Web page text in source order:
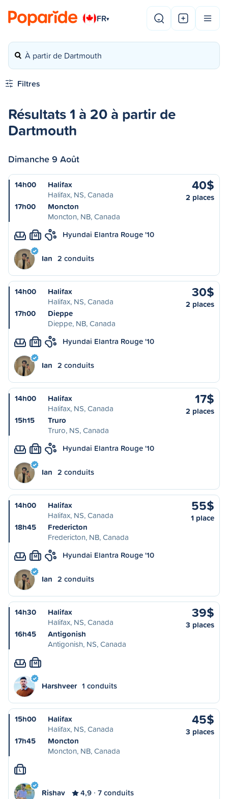
FR▾
À partir de Dartmouth
Filtres
Résultats 1 à 20 à partir de
Dartmouth
Dimanche 9 Août
14h00
Halifax
Halifax, NS, Canada
17h00
Moncton
Moncton, NB, Canada
40$
2 places
M Hyundai Elantra Rouge '10
Ian 2 conduits
14h00
Halifax
Halifax, NS, Canada
17h00
Dieppe
Dieppe, NB, Canada
30$
2 places
M Hyundai Elantra Rouge '10
Ian 2 conduits
14h00
Halifax
Halifax, NS, Canada
15h15
Truro
Truro, NS, Canada
17$
2 places
M Hyundai Elantra Rouge '10
Ian 2 conduits
14h00
Halifax
Halifax, NS, Canada
18h45
Fredericton
Fredericton, NB, Canada
55$
1 place
M Hyundai Elantra Rouge '10
Ian 2 conduits
14h30
Halifax
Halifax, NS, Canada
16h45
Antigonish
Antigonish, NS, Canada
39$
3 places
M
Harshveer 1 conduits
15h00
Halifax
Halifax, NS, Canada
17h45
Moncton
Moncton, NB, Canada
45$
3 places
L
Rishav 4,9 7 conduits